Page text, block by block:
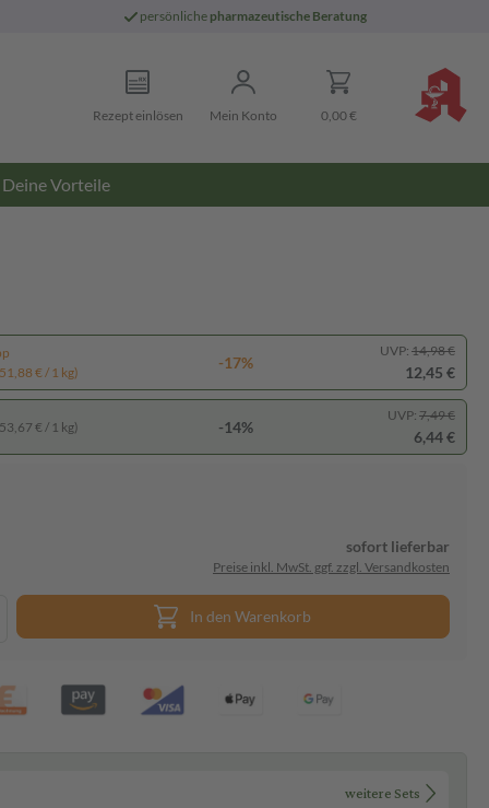
persönliche pharmazeutische Beratung
Rezept einlösen Mein Konto 0,00 €
Deine Vorteile
€ / 1 kg)
-17%
UVP: 14,98 €
12,45 €
€ / 1 kg) -14%
UVP: 7,49 €
6,44 €
sofort lieferbar
Preise inkl. MwSt. ggf. zzgl. Versandkosten
In den Warenkorb
weitere Sets